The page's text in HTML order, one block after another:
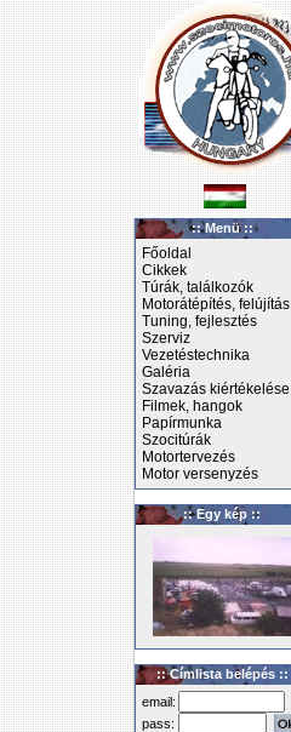
:: Menü ::
Főoldal
Cikkek
Túrák, találkozók
Motorátépítés, felújítás
Tuning, fejlesztés
Szerviz
Vezetéstechnika
Galéria
Szavazás kiértékelése
Filmek, hangok
Papírmunka
Szocitúrák
Motortervezés
Motor versenyzés
:: Egy kép ::
:: Címlista belépés ::
email:
pass: